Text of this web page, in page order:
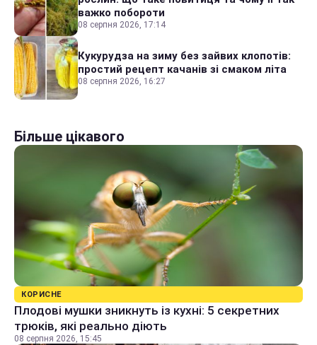
важко побороти
08 серпня 2026, 17:14
Кукурудза на зиму без зайвих клопотів:
простий рецепт качанів зі смаком літа
08 серпня 2026, 16:27
Більше цікавого
КОРИСНЕ
Плодові мушки зникнуть із кухні: 5 секретних
трюків, які реально діють
08 серпня 2026, 15:45